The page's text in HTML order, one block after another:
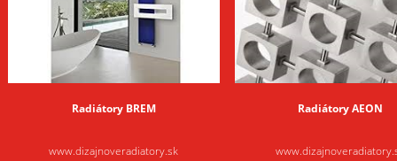
Radiátory BREM
www.dizajnoveradiatory.sk
Radiátory AEON